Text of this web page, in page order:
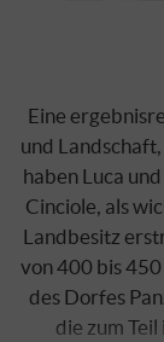
Eine
und
haben Luca
Cinciole, als
Landbesitz
von 400 bis
des Dorfes
die zum